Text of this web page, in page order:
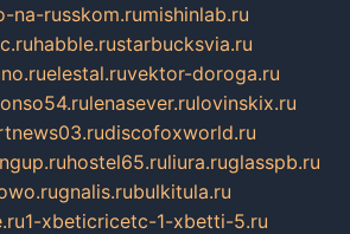
na-russkom.rumishinlab.ru
habble.rustarbucksvia.ru
elestal.ruvektor-doroga.ru
lenasever.rulovinskix.ru
discofoxworld.ru
hostel65.ruliura.ruglasspb.ru
gnalis.rubulkitula.ru
1-xbeticricetc-1-xbetti-5.ru